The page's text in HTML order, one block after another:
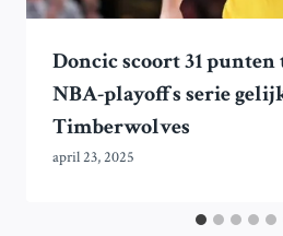
Doncic scoort 31
NBA-playoffs serie
Timberwolves
april 23, 2025